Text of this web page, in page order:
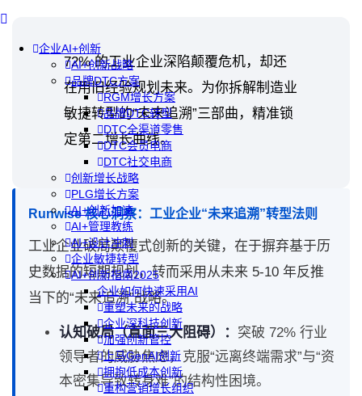
企业AI+创新
AI+创新战略
品牌DTC方案
RGM增长方案
品牌DTC转型
DTC全渠道零售
DTC会员电商
DTC社交电商
创新增长战略
PLG增长方案
AI+创新加速
AI+管理教练
AI+设计冲刺
企业敏捷转型
AI+创新指南2025
企业如何快速采用AI
重塑未来的战略
企业深科技创新
加强创新管控
上马GenAI创新
拥抱低成本创新
重构营销增长组织
72% 的工业企业深陷颠覆危机，却还
在用旧经验规划未来。为你拆解制造业
敏捷转型的“未来追溯”三部曲，精准锁
定第二增长曲线。
Runwise 核心洞察：工业企业“未来追溯”转型法则
工业企业破局颠覆式创新的关键，在于摒弃基于历
史数据的短期规划，转而采用从未来 5-10 年反推
当下的“未来追溯”战略。
认知破局（直面三大阻碍）： 突破 72% 行业
领导者的威胁焦虑，克服“远离终端需求”与“资
本密集导致转身难”的结构性困境。